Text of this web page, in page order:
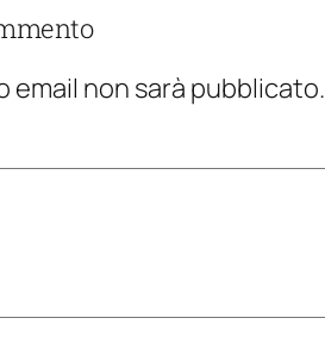
email non sarà pubblicato.